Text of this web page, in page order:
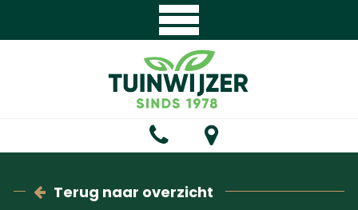
Terug naar overzicht